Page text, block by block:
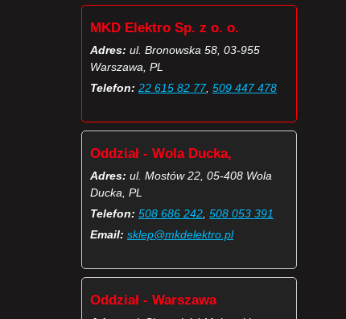
MKD Elektro Sp. z o. o.
Adres: ul. Bronowska 58, 03-955
Warszawa, PL
Telefon: 22 615 82 77, 509 447 478
Oddział - Wola Ducka,
Adres: ul. Mostów 22, 05-408 Wola
Ducka, PL
Telefon: 508 686 242 508 053 391
Email: sklep@mkdelektro.pl
Oddział - Warszawa